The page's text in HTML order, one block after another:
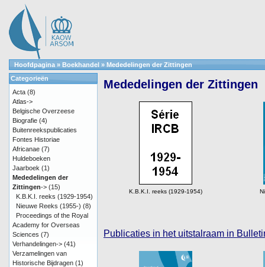
Hoofdpagina » Boekhandel » Mededelingen der Zittingen
Mededelingen der Zittingen
K.B.K.I. reeks (1929-1954)
Publicaties in het uitstalraam in
Categorieën
Acta (8)
Atlas->
Belgische Overzeese
Biografie (4)
Buitenreekspublicaties
Fontes Historiae
Africanae (7)
Huldeboeken
Jaarboek (1)
Mededelingen der
Zittingen-> (15)
K.B.K.I. reeks (1929-1954)
Nieuwe Reeks (1955-) (8)
Proceedings of the Royal
Academy for Overseas
Sciences (7)
Verhandelingen-> (41)
Verzamelingen van
Historische Bijdragen (1)